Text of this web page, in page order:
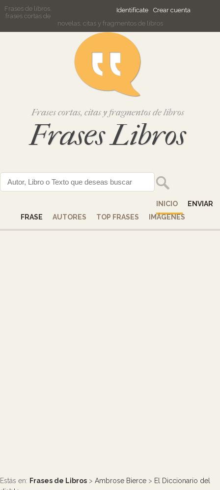
Identifícate Crear cuenta
Frases de libros,
frases cortas de
novelas, citas y fragmentos de libros
Frases cortas, citas y fragmentos de libros
Frases Libros
INICIO
ENVIAR
FRASE
AUTORES TOP FRASES IMÁGENES
Estás en: Frases de Libros > Ambrose Bierce > El Diccionario del